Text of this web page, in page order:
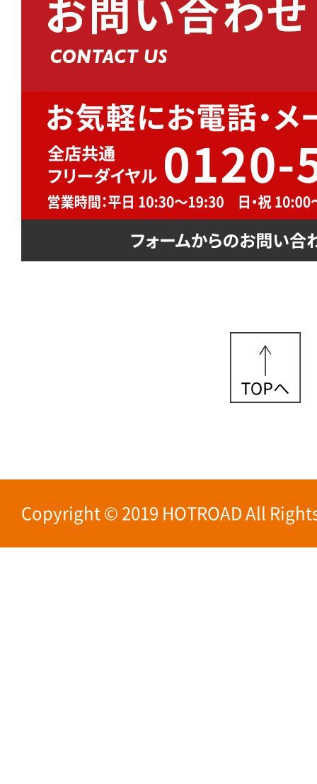
Copyright © 2019 HOTROAD All